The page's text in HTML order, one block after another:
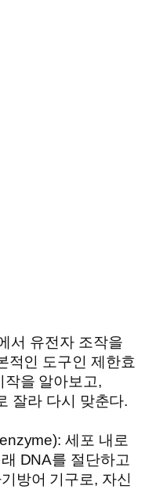
서 유전자 조작을
적인 도구인 제한효
작을 알아보고,
잘라 다시 맞춘다.
세포 내로
DNA를 절단하고
방어 기구로, 자신